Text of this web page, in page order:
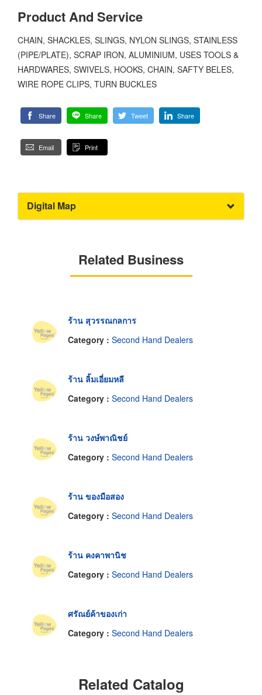
Product And Service
CHAIN, SHACKLES, SLINGS, NYLON SLINGS, STAINLESS
(PIPE/PLATE), SCRAP IRON, ALUMINIUM, USES TOOLS &
HARDWARES, SWIVELS, HOOKS, CHAIN, SAFTY BELES,
WIRE ROPE CLIPS, TURN BUCKLES
Share Share Tweet Share
Email Print
Digital Map
Related Business
ร้าน สุวรรณกลการ
Category : Second Hand Dealers
ร้าน ลิ้มเอี่ยมหลี
Category : Second Hand Dealers
ร้าน วงษ์พาณิชย์
Category : Second Hand Dealers
ร้าน ของมือสอง
Category : Second Hand Dealers
ร้าน คงคาพานิช
Category : Second Hand Dealers
ศรัณย์ค้าของเก่า
Category : Second Hand Dealers
Related Catalog